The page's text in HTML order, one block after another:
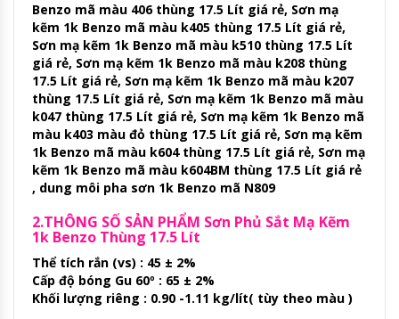
Benzo mã màu 406 thùng 17.5 Lít giá rẻ, Sơn mạ
kẽm 1k Benzo mã màu k405 thùng 17.5 Lít giá rẻ,
Sơn mạ kẽm 1k Benzo mã màu k510 thùng 17.5 Lít
giá rẻ, Sơn mạ kẽm 1k Benzo mã màu k208 thùng
17.5 Lít giá rẻ, Sơn mạ kẽm 1k Benzo mã màu k207
thùng 17.5 Lít giá rẻ, Sơn mạ kẽm 1k Benzo mã màu
k047 thùng 17.5 Lít giá rẻ, Sơn mạ kẽm 1k Benzo mã
màu k403 màu đỏ thùng 17.5 Lít giá rẻ, Sơn mạ kẽm
1k Benzo mã màu k604 thùng 17.5 Lít giá rẻ, Sơn mạ
kẽm 1k Benzo mã màu k604BM thùng 17.5 Lít giá rẻ
, dung môi pha sơn 1k Benzo mã N809
2.THÔNG SỐ SẢN PHẨM Sơn Phủ Sắt Mạ Kẽm
1k Benzo Thùng 17.5 Lít
Thể tích rắn (vs) : 45 ± 2%
Cấp độ bóng Gu 60º : 65 ± 2%
Khối lượng riêng : 0.90 -1.11 kg/lít( tùy theo màu )